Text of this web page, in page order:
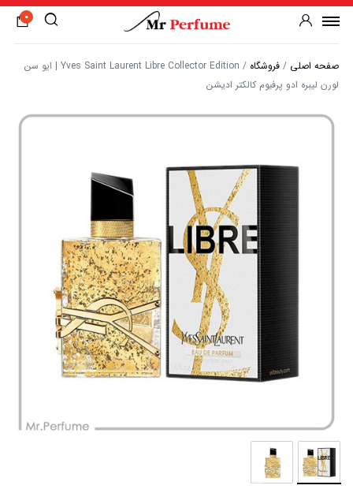
0
صفحه اصلی / فروشگاه /
Yves Saint Laurent Libre Collector Edition | ایو سن
لورن لیبره ادو پرفیوم کالکتر ادیشن